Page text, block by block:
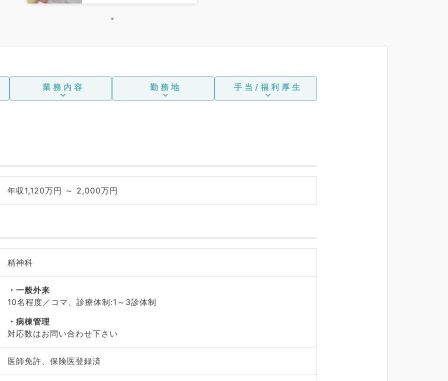
業務内容 勤務地 手当/福利厚生
年収1,120万円 ～ 2,000万円
精神科
一般外来
10名程度／コマ、診療体制:1～3診体制
病棟管理
対応数はお問い合わせ下さい
医師免許、保険医登録済